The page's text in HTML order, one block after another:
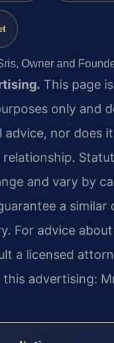
Owner and
This page
only and
advice, nor does
and vary by
a similar
For advice
a licensed
advertising: